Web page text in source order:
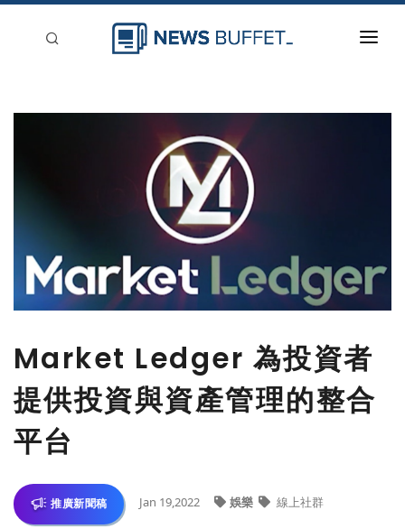
Market Ledger 為投資者
提供投資與資產管理的整合
平台
推廣新聞稿 Jan 19,2022 娛樂 線上社群